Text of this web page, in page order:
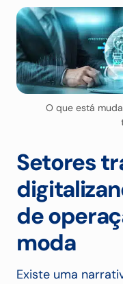
O que está
Setores
de
moda
Existe uma